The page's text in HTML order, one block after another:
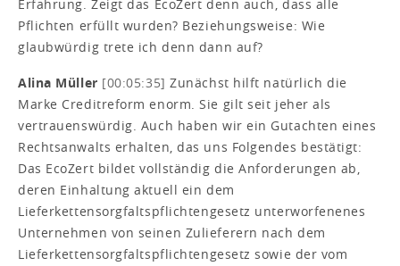
Erfahrung. Zeigt das EcoZert denn auch, dass alle
Pflichten erfüllt wurden? Beziehungsweise: Wie
glaubwürdig trete ich denn dann auf?
Alina Müller [00:05:35]Zunächst hilft natürlich die
Marke Creditreform enorm. Sie gilt seit jeher als
vertrauenswürdig. Auch haben wir ein Gutachten eines
Rechtsanwalts erhalten, das uns Folgendes bestätigt:
Das EcoZert bildet vollständig die Anforderungen ab,
deren Einhaltung aktuell ein dem
Lieferkettensorgfaltspflichtengesetz unterworfenenes
Unternehmen von seinen Zulieferern nach dem
Lieferkettensorgfaltspflichtengesetz sowie der vom